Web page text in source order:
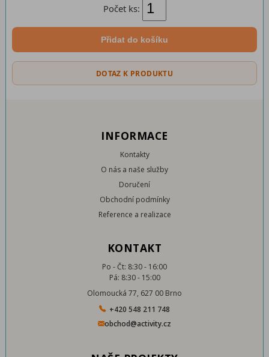
Počet ks:
Přidat do košíku
DOTAZ K PRODUKTU
INFORMACE
Kontakty
O nás a naše služby
Doručení
Obchodní podmínky
Reference a realizace
KONTAKT
Po - Čt: 8:30 - 16:00
Pá: 8:30 - 15:00
Olomoucká 77, 627 00 Brno
+420 548 211 748
obchod@activity.cz